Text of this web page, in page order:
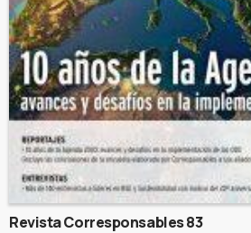
Revista Corresponsables 83